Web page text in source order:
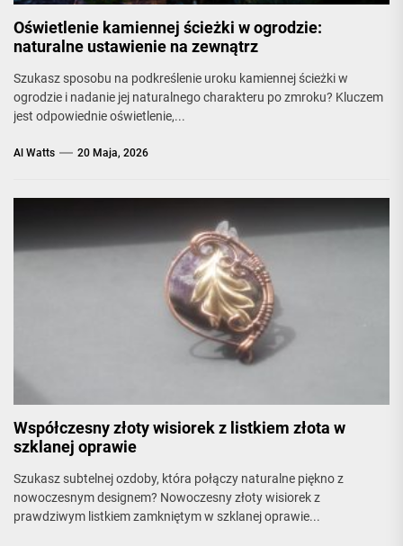
Oświetlenie kamiennej ścieżki w ogrodzie:
naturalne ustawienie na zewnątrz
Szukasz sposobu na podkreślenie uroku kamiennej ścieżki w
ogrodzie i nadanie jej naturalnego charakteru po zmroku? Kluczem
jest odpowiednie oświetlenie,...
Al Watts 20 Maja, 2026
Współczesny złoty wisiorek z listkiem złota w
szklanej oprawie
Szukasz subtelnej ozdoby, która połączy naturalne piękno z
nowoczesnym designem? Nowoczesny złoty wisiorek z
prawdziwym listkiem zamkniętym w szklanej oprawie...